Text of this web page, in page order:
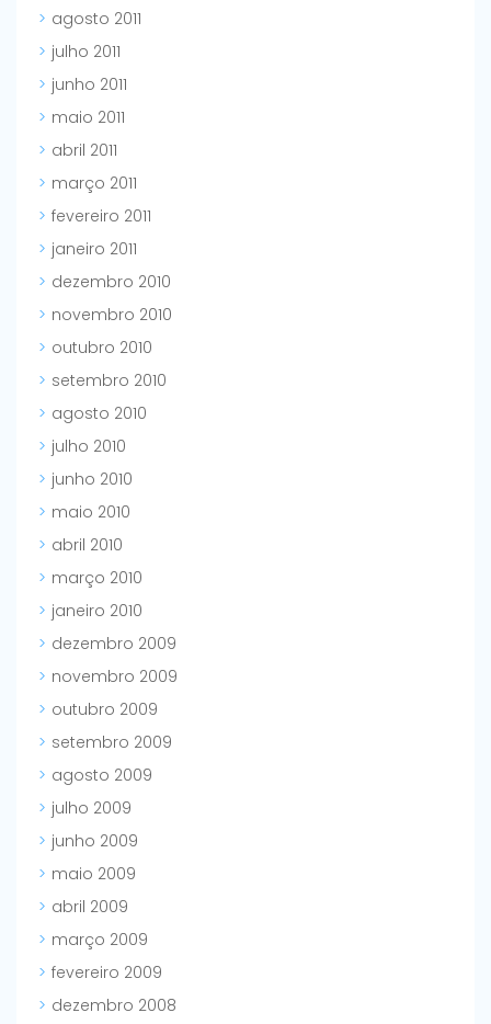
agosto 2011
julho 2011
junho 2011
maio 2011
abril 2011
março 2011
fevereiro 2011
janeiro 2011
dezembro 2010
novembro 2010
outubro 2010
setembro 2010
agosto 2010
julho 2010
junho 2010
maio 2010
abril 2010
março 2010
janeiro 2010
dezembro 2009
novembro 2009
outubro 2009
setembro 2009
agosto 2009
julho 2009
junho 2009
maio 2009
abril 2009
março 2009
fevereiro 2009
dezembro 2008